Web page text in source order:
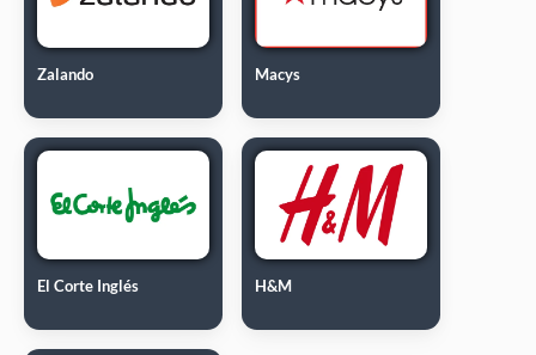
Zalando Macys
El Corte Inglés H&M